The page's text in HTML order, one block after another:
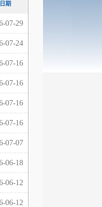
日期
07-29
07-24
07-16
07-16
07-16
07-16
07-07
06-18
06-12
06-12